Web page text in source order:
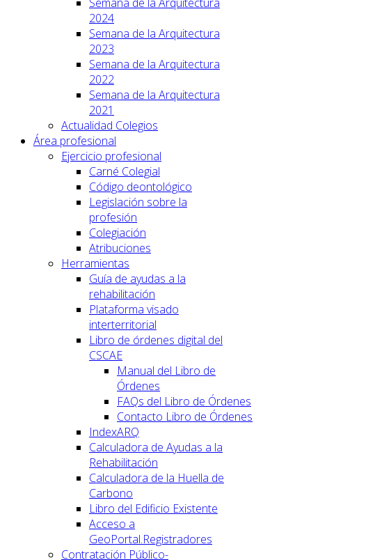
2024
Semana de la Arquitectura
2023
Semana de la Arquitectura
2022
Semana de la Arquitectura
2021
Actualidad Colegios
Área profesional
Ejercicio profesional
Carné Colegial
Código deontológico
Legislación sobre la
profesión
Colegiación
Atribuciones
Herramientas
Guía de ayudas a la
rehabilitación
Plataforma visado
interterritorial
Libro de órdenes digital del
CSCAE
Manual del Libro de
Órdenes
FAQs del Libro de Órdenes
Contacto Libro de Órdenes
IndexARQ
Calculadora de Ayudas a la
Rehabilitación
Calculadora de la Huella de
Carbono
Libro del Edificio Existente
Acceso a
GeoPortal.Registradores
Contratación Público-